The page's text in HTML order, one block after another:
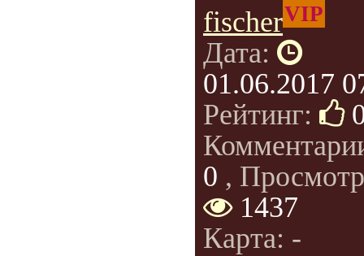
fischerVIP
Дата:
01.06.2017
Рейтинг:
0 ,
1437
Карта: -